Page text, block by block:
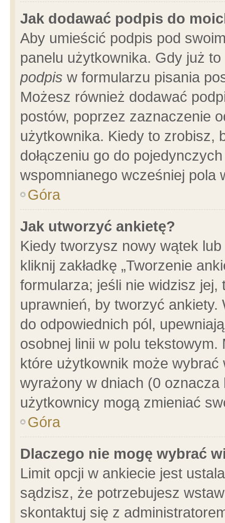
Jak dodawać podpis do
Aby umieścić podpis pod
panelu użytkownika. Gdy już
podpis w formularzu pisania
Możesz również dodawać
postów, poprzez zaznaczenie
użytkownika. Kiedy to zrobisz,
dołączeniu go do
wspomnianego wcześniej pola
Góra
Jak utworzyć ankietę?
Kiedy tworzysz nowy wątek
kliknij zakładkę „Tworzenie
formularza; jeśli nie widzisz
uprawnień, by tworzyć ankiety.
do odpowiednich pól,
osobnej linii w polu
które użytkownik może
wyrażony w dniach (0
użytkownicy mogą zmieniać
Góra
Dlaczego nie mogę wybrać
Limit opcji w ankiecie jest
sądzisz, że potrzebujesz
skontaktuj się z